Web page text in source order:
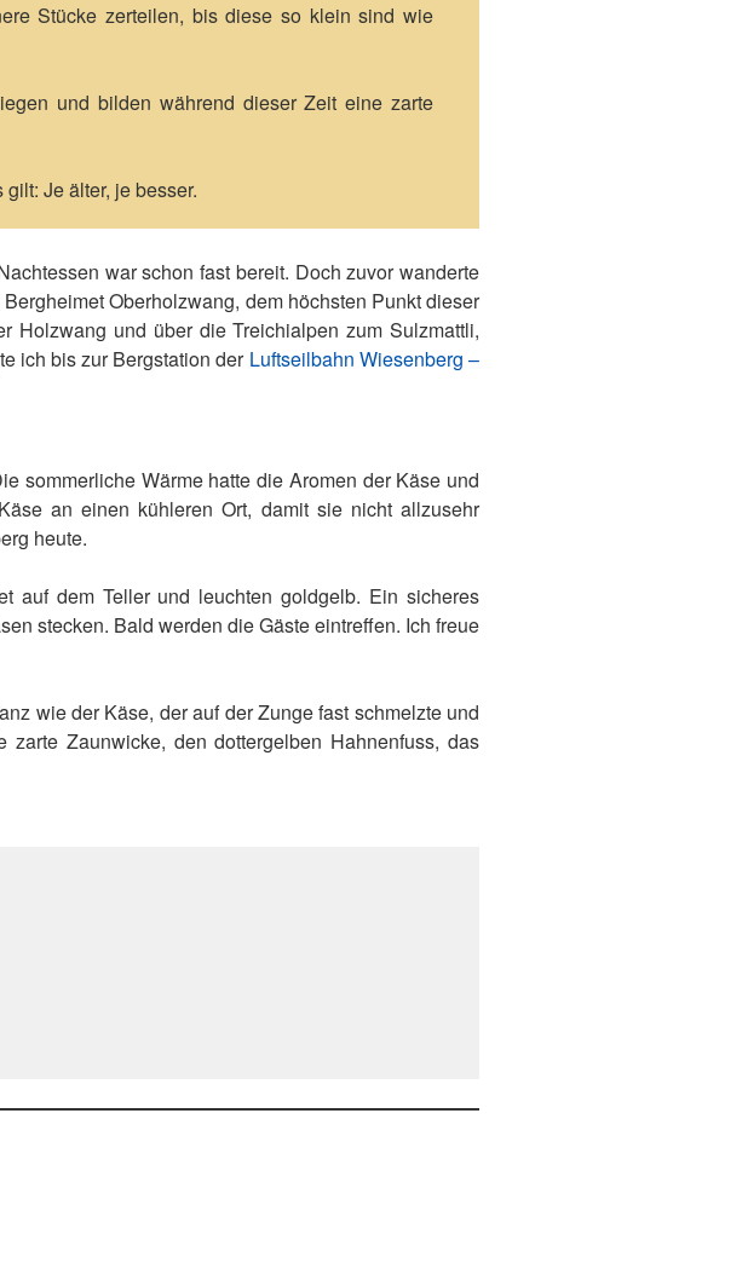
Stücke zerteilen, bis diese so klein sind wie
und bilden während dieser Zeit eine zarte
Je älter, je besser.
war schon fast bereit. Doch zuvor wanderte
Oberholzwang, dem höchsten Punkt dieser
Holzwang und über die Treichialpen zum Sulzmattli,
ich bis zur Bergstation der Luftseilbahn Wiesenberg –
sommerliche Wärme hatte die Aromen der Käse und
an einen kühleren Ort, damit sie nicht allzusehr
heute.
auf dem Teller und leuchten goldgelb. Ein sicheres
stecken. Bald werden die Gäste eintreffen. Ich freue
wie der Käse, der auf der Zunge fast schmelzte und
Zaunwicke, den dottergelben Hahnenfuss, das